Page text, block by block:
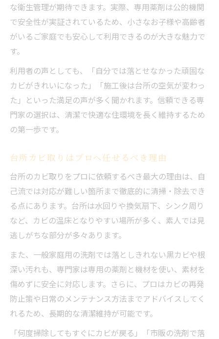
な衛生管理が期待できます。実際、専用薬剤は公的機関
で安全性が実証されているため、小さなお子様や高齢者
がいるご家庭でも安心して利用できるのが大きな魅力で
す。
利用者の声としても、「自分では落とせなかった頑固な
カビがきれいになった」「施工後は台所の空気が変わっ
た」といった満足の声が多く聞かれます。信頼できる専
門家の選択は、清潔で快適な住環境を長く維持するため
の第一歩です。
台所カビ取りはプロへ任せるべき理由
台所のカビ取りをプロに依頼するべき最大の理由は、自
己流では対応が難しい箇所まで徹底的に清掃・除去でき
る点にあります。台所は水回りや換気扇下、シンク周り
など、カビの温床となりやすい場所が多く、素人では見
逃しがちな部分が多々あります。
また、一般家庭用の洗剤では落としきれない黒カビや根
深い汚れも、専門家は専用の薬剤と機材を使い、素材を
傷めずに安全に対応します。さらに、プロはカビの再発
防止策や日常のメンテナンス方法までアドバイスしてく
れるため、長期的な清潔維持が可能です。
「何度掃除してもすぐにカビが戻る」「市販の洗剤で落